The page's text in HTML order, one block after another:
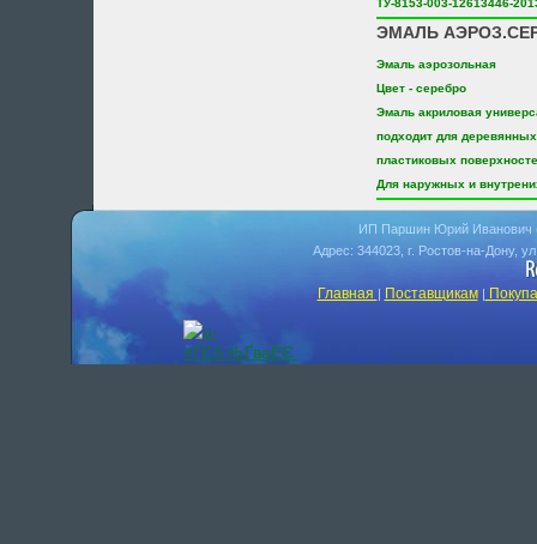
ТУ-8153-003-12613446-
ЭМАЛЬ
Эмаль аэрозольная
Цвет - серебро
Эмаль акриловая
подходит для
пластиковых
Для наружных и
ИП Паршин Юрий Иванович
Адрес: 344023, г. Ростов-на-Дону,
Главная | Поставщикам|